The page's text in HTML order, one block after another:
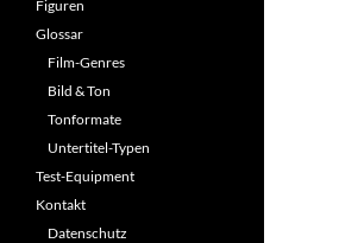
Figuren
Glossar
Film-Genres
Bild & Ton
Tonformate
Untertitel-Typen
Test-Equipment
Kontakt
Datenschutz